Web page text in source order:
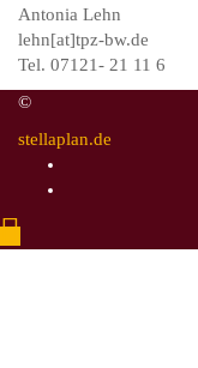
Antonia Lehn
lehn[at]tpz-bw.de
Tel. 07121- 21 11 6
©
stellaplan.de